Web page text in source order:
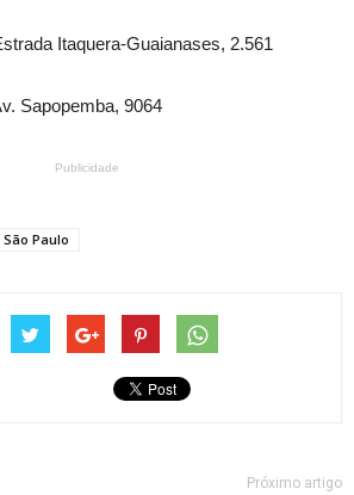
Itaquera-Guaianases, 2.561
Sapopemba, 9064
Publicidade
Paulo
Próximo artigo